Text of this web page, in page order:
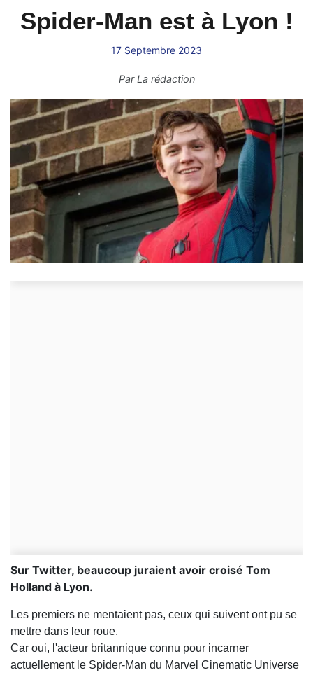
Spider-Man est à Lyon !
17 Septembre 2023
ParLa rédaction
Sur Twitter, beaucoup juraient avoir croisé Tom
Holland à Lyon.
Les premiers ne mentaient pas, ceux qui suivent ont pu se
mettre dans leur roue.
Car oui, l'acteur britannique connu pour incarner
actuellement le Spider-Man du Marvel Cinematic Universe